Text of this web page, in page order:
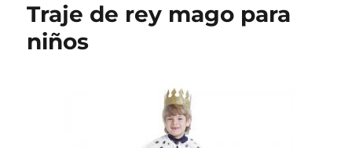
Traje de rey mago para
niños